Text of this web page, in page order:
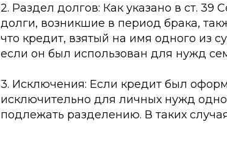
2. Раздел долгов: Как указано в ст.
долги, возникшие в период брака,
что кредит, взятый на имя одного из
если он был использован для нужд
3. Исключения: Если кредит был
исключительно для личных нужд
подлежать разделению. В таких